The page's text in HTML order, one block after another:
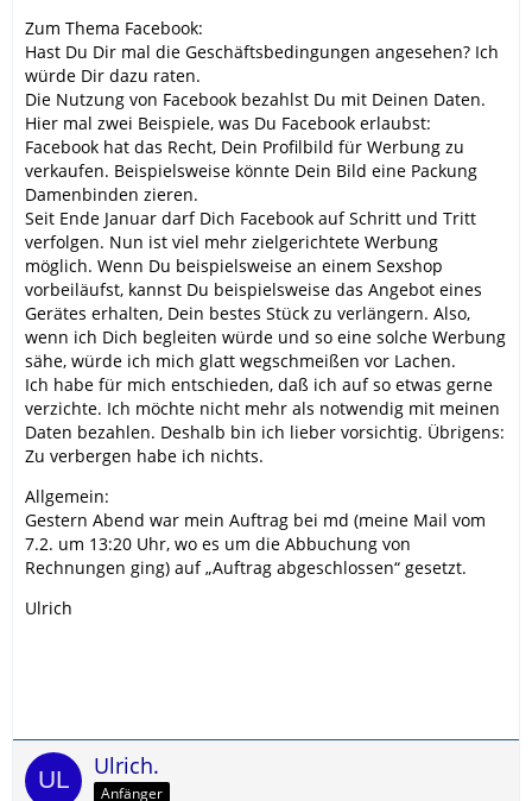
Zum Thema Facebook:
Hast Du Dir mal die Geschäftsbedingungen angesehen? Ich
würde Dir dazu raten.
Die Nutzung von Facebook bezahlst Du mit Deinen Daten.
Hier mal zwei Beispiele, was Du Facebook erlaubst:
Facebook hat das Recht, Dein Profilbild für Werbung zu
verkaufen. Beispielsweise könnte Dein Bild eine Packung
Damenbinden zieren.
Seit Ende Januar darf Dich Facebook auf Schritt und Tritt
verfolgen. Nun ist viel mehr zielgerichtete Werbung
möglich. Wenn Du beispielsweise an einem Sexshop
vorbeiläufst, kannst Du beispielsweise das Angebot eines
Gerätes erhalten, Dein bestes Stück zu verlängern. Also,
wenn ich Dich begleiten würde und so eine solche Werbung
sähe, würde ich mich glatt wegschmeißen vor Lachen.
Ich habe für mich entschieden, daß ich auf so etwas gerne
verzichte. Ich möchte nicht mehr als notwendig mit meinen
Daten bezahlen. Deshalb bin ich lieber vorsichtig. Übrigens:
Zu verbergen habe ich nichts.
Allgemein:
Gestern Abend war mein Auftrag bei md (meine Mail vom
7.2. um 13:20 Uhr, wo es um die Abbuchung von
Rechnungen ging) auf „Auftrag abgeschlossen“ gesetzt.
Ulrich
Ulrich.
Anfänger